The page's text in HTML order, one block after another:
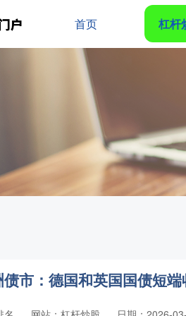
首页 杠杆
市：德国和英国国债短